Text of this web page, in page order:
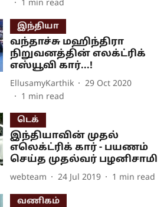
1 min read
இந்தியா
வந்தாச்சு மஹிந்திரா
நிறுவனத்தின் எலக்ட்ரிக்
எஸ்யூவி கார்...!
EllusamyKarthik
29 Oct 2020
1 min read
டெக்
இந்தியாவின் முதல்
எலெக்ட்ரிக் கார் - பயணம்
செய்த முதல்வர் பழனிசாமி
webteam 24 Jul 2019 1 min read
வணிகம்